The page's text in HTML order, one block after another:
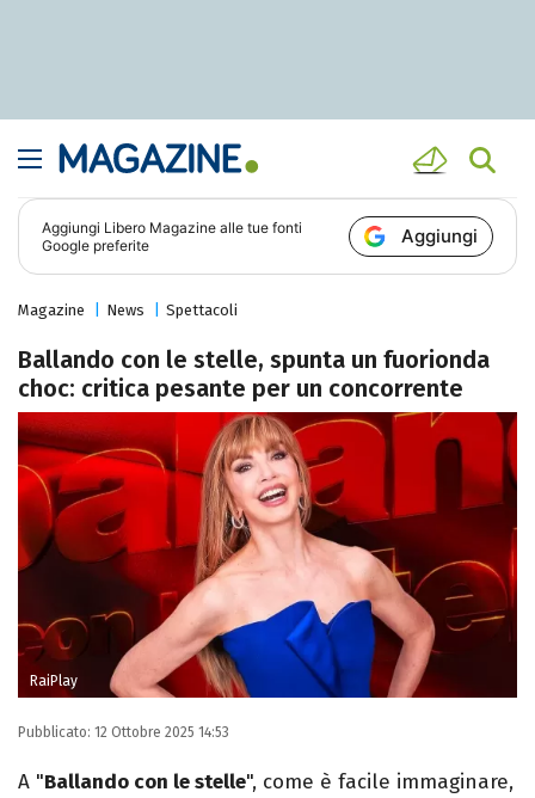
Aggiungi Libero Magazine alle tue fonti
Google preferite
Aggiungi
Magazine News Spettacoli
Ballando con le stelle, spunta un fuorionda
choc: critica pesante per un concorrente
RaiPlay
Pubblicato: 12 Ottobre 2025 14:53
A "Ballando con le stelle", come è facile immaginare,